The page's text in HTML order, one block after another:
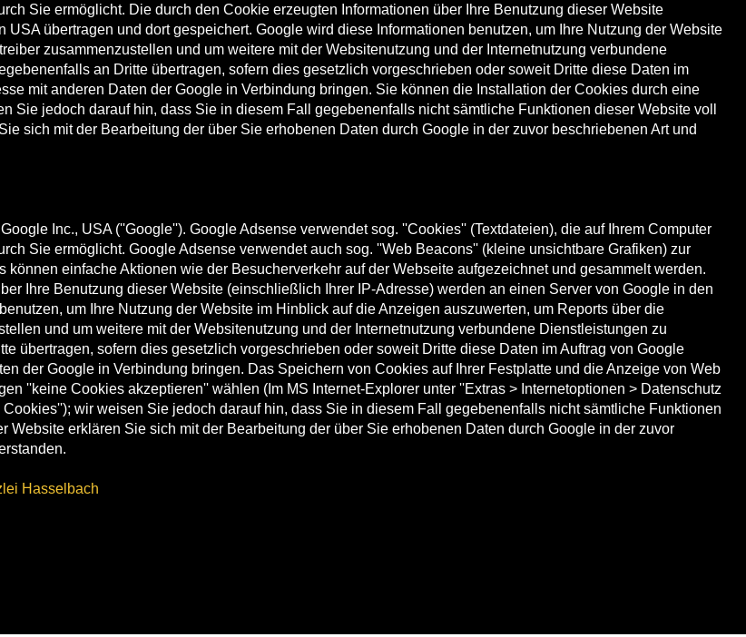
Sie ermöglicht. Die durch den Cookie erzeugten Informationen über Ihre Benutzung dieser Website
übertragen und dort gespeichert. Google wird diese Informationen benutzen, um Ihre Nutzung der Website
zusammenzustellen und um weitere mit der Websitenutzung und der Internetnutzung verbundene
an Dritte übertragen, sofern dies gesetzlich vorgeschrieben oder soweit Dritte diese Daten im
mit anderen Daten der Google in Verbindung bringen. Sie können die Installation der Cookies durch eine
Sie jedoch darauf hin, dass Sie in diesem Fall gegebenenfalls nicht sämtliche Funktionen dieser Website voll
sich mit der Bearbeitung der über Sie erhobenen Daten durch Google in der zuvor beschriebenen Art und
Inc., USA (''Google''). Google Adsense verwendet sog. ''Cookies'' (Textdateien), die auf Ihrem Computer
Sie ermöglicht. Google Adsense verwendet auch sog. ''Web Beacons'' (kleine unsichtbare Grafiken) zur
einfache Aktionen wie der Besucherverkehr auf der Webseite aufgezeichnet und gesammelt werden.
Ihre Benutzung dieser Website (einschließlich Ihrer IP-Adresse) werden an einen Server von Google in den
um Ihre Nutzung der Website im Hinblick auf die Anzeigen auszuwerten, um Reports über die
und um weitere mit der Websitenutzung und der Internetnutzung verbundene Dienstleistungen zu
übertragen, sofern dies gesetzlich vorgeschrieben oder soweit Dritte diese Daten im Auftrag von Google
der Google in Verbindung bringen. Das Speichern von Cookies auf Ihrer Festplatte und die Anzeige von Web
''keine Cookies akzeptieren'' wählen (Im MS Internet-Explorer unter ''Extras > Internetoptionen > Datenschutz
wir weisen Sie jedoch darauf hin, dass Sie in diesem Fall gegebenenfalls nicht sämtliche Funktionen
erklären Sie sich mit der Bearbeitung der über Sie erhobenen Daten durch Google in der zuvor
Hasselbach